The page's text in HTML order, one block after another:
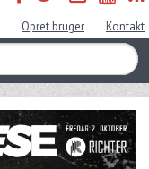
Opret bruger Kontakt